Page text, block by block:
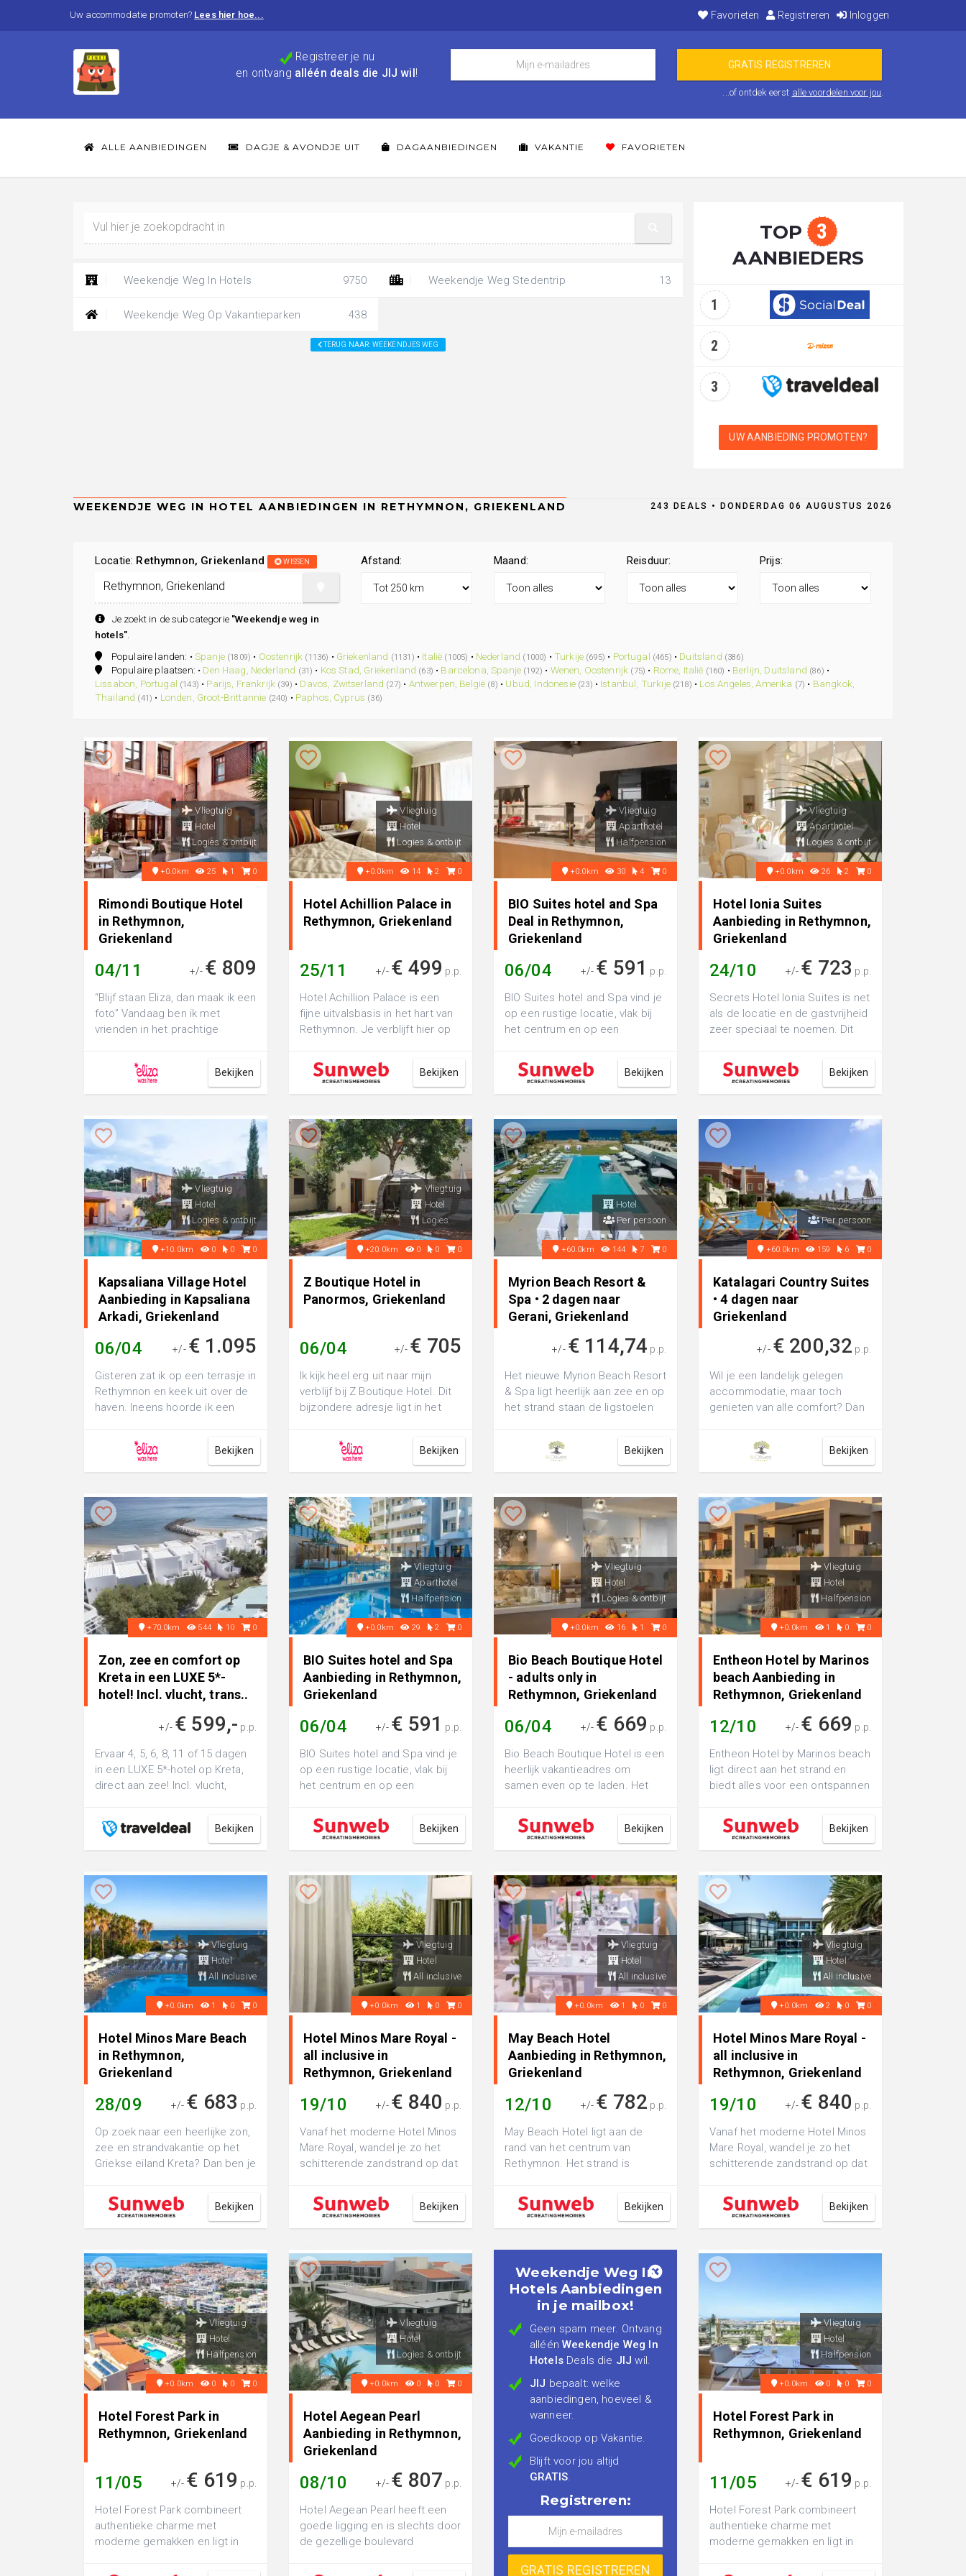
Uw accommodatie promoten? Lees hier hoe... Favorieten Registreren Inloggen
Registreer je nu
en ontvang alléén deals die JIJ wil !
...of ontdek eerst alle voordelen voor jou.
ALLE AANBIEDINGEN DAGJE & AVONDJE UIT DAGAANBIEDINGEN VAKANTIE FAVORIETEN
Weekendje Weg In Hotels 9750
Weekendje Weg Op Vakantieparken 438
Weekendje Weg Stedentrip 13
TERUG NAAR: WEEKENDJES WEG
TOP 3
AANBIEDERS
1
2
3
UW AANBIEDING PROMOTEN?
243 DEALS • DONDERDAG 06 AUGUSTUS 2026
Locatie: Rethymnon, Griekenland WISSEN
Je zoekt in de subcategorie "Weekendje weg in
hotels".
Afstand: Maand: Reisduur: Prijs:
Populaire landen: •Spanje (1809) • Oostenrijk (1136) • Griekenland (1131) • Italië (1005) • Nederland (1000) • Turkije (695) • Portugal (465) • Duitsland (386)
Populaire plaatsen: • Den Haag, Nederland (31) • Kos Stad, Griekenland (63) • Barcelona, Spanje (192) • Wenen, Oostenrijk (75) • Rome, Italië (160) • Berlijn, Duitsland (86) •
Lissabon, Portugal (143) • Parijs, Frankrijk (39) • Davos, Zwitserland (27) • Antwerpen, België (8) • Ubud, Indonesie (23) • Istanbul, Turkije (218) • Los Angeles, Amerika (7) • Bangkok,
Thailand (41) • Londen, Groot-Brittannie (240) • Paphos, Cyprus (36)
Vliegtuig
Hotel
Logies & ontbijt
+0.0km 25 1 0
Rimondi Boutique Hotel
in Rethymnon,
Griekenland
04/11 +/- € 809
“Blijf staan Eliza, dan maak ik een
foto” Vandaag ben ik met
vrienden in het prachtige
Bekijken
Vliegtuig
Hotel
Logies & ontbijt
+0.0km 14 2 0
Hotel Achillion Palace in
Rethymnon, Griekenland
25/11 +/- € 499 p.p.
Hotel Achillion Palace is een
fijne uitvalsbasis in het hart van
Rethymnon. Je verblijft hier op
Bekijken
Vliegtuig
Aparthotel
Halfpension
+0.0km 30 4 0
BIO Suites hotel and Spa
Deal in Rethymnon,
Griekenland
06/04 +/- € 591 p.p.
BIO Suites hotel and Spa vind je
op een rustige locatie, vlak bij
het centrum en op een
zandstra...
Bekijken
Vliegtuig
Aparthotel
Logies & ontbijt
+0.0km 26 2 0
Hotel Ionia Suites
Aanbieding in Rethymnon,
Griekenland
24/10 +/- € 723 p.p.
Secrets Hotel Ionia Suites is net
als de locatie en de gastvrijheid
zeer speciaal te noemen. Dit
Bekijken
Vliegtuig
Hotel
Logies & ontbijt
+10.0km 0 0 0
Kapsaliana Village Hotel
Aanbieding in Kapsaliana
Arkadi, Griekenland
06/04 +/- € 1.095
Gisteren zat ik op een terrasje in
Rethymnon en keek uit over de
haven. Ineens hoorde ik een
Bekijken
Vliegtuig
Hotel
Logies
+20.0km 0 0 0
Z Boutique Hotel in
Panormos, Griekenland
06/04 +/- € 705
Ik kijk heel erg uit naar mijn
verblijf bij Z Boutique Hotel. Dit
bijzondere adresje ligt in het
Bekijken
Hotel
Per persoon
+60.0km 144 7 0
Myrion Beach Resort &
Spa • 2 dagen naar
Gerani, Griekenland
+/- € 114,74 p.p.
Het nieuwe Myrion Beach Resort
& Spa ligt heerlijk aan zee en op
het strand staan de ligstoelen
Bekijken
Per persoon
+60.0km 159 6 0
Katalagari Country Suites
• 4 dagen naar
Griekenland
+/- € 200,32 p.p.
Wil je een landelijk gelegen
accommodatie, maar toch
genieten van alle comfort? Dan
Bekijken
+70.0km 544 10 0
Zon, zee en comfort op
Kreta in een LUXE 5*-
hotel! Incl. vlucht, trans..
+/- € 599,- p.p.
Ervaar 4, 5, 6, 8, 11 of 15 dagen
in een LUXE 5*-hotel op Kreta,
direct aan zee! Incl. vlucht,
Bekijken
Vliegtuig
Aparthotel
Halfpension
+0.0km 29 2 0
BIO Suites hotel and Spa
Aanbieding in Rethymnon,
Griekenland
06/04 +/- € 591 p.p.
BIO Suites hotel and Spa vind je
op een rustige locatie, vlak bij
het centrum en op een
zandstra...
Bekijken
Vliegtuig
Hotel
Logies & ontbijt
+0.0km 16 1 0
Bio Beach Boutique Hotel
- adults only in
Rethymnon, Griekenland
06/04 +/- € 669 p.p.
Bio Beach Boutique Hotel is een
heerlijk vakantieadres om
samen even op te laden. Het
in de ...
Bekijken
Vliegtuig
Hotel
Halfpension
+0.0km 1 0 0
Entheon Hotel by Marinos
beach Aanbieding in
Rethymnon, Griekenland
12/10 +/- € 669 p.p.
Entheon Hotel by Marinos beach
ligt direct aan het strand en
biedt alles voor een ontspannen
Bekijken
Vliegtuig
Hotel
All inclusive
+0.0km 1 0 0
Hotel Minos Mare Beach
in Rethymnon,
Griekenland
28/09 +/- € 683 p.p.
Op zoek naar een heerlijke zon,
zee en strandvakantie op het
Griekse eiland Kreta? Dan ben je
Bekijken
Vliegtuig
Hotel
All inclusive
+0.0km 1 0 0
Hotel Minos Mare Royal -
all inclusive in
Rethymnon, Griekenland
19/10 +/- € 840 p.p.
Vanaf het moderne Hotel Minos
Mare Royal, wandel je zo het
schitterende zandstrand op dat
Bekijken
Vliegtuig
Hotel
All inclusive
+0.0km 1 0 0
May Beach Hotel
Aanbieding in Rethymnon,
Griekenland
12/10 +/- € 782 p.p.
May Beach Hotel ligt aan de
rand van het centrum van
Rethymnon. Het strand is
door een sfeerv...
Bekijken
Vliegtuig
Hotel
All inclusive
+0.0km 2 0 0
Hotel Minos Mare Royal -
all inclusive in
Rethymnon, Griekenland
19/10 +/- € 840 p.p.
Vanaf het moderne Hotel Minos
Mare Royal, wandel je zo het
schitterende zandstrand op dat
Bekijken
Vliegtuig
Hotel
Halfpension
+0.0km 0 0 0
Hotel Forest Park in
Rethymnon, Griekenland
11/05 +/- € 619 p.p.
Hotel Forest Park combineert
authentieke charme met
moderne gemakken en ligt in
ontspannen sfe...
Vliegtuig
Hotel
Logies & ontbijt
+0.0km 0 0 0
Hotel Aegean Pearl
Aanbieding in Rethymnon,
Griekenland
08/10 +/- € 807 p.p.
Hotel Aegean Pearl heeft een
goede ligging en is slechts door
de gezellige boulevard
ideale ...
Weekendje Weg In
Hotels Aanbiedingen
in je mailbox!
Geen spam meer. Ontvang
alléénWeekendje Weg In
HotelsDeals die JIJ wil.
JIJ bepaalt: welke
aanbiedingen, hoeveel &
wanneer.
Goedkoop op Vakantie.
Blijft voor jou altijd
GRATIS.
Registreren:
Vliegtuig
Hotel
Halfpension
+0.0km 0 0 0
Hotel Forest Park in
Rethymnon, Griekenland
11/05 +/- € 619 p.p.
Hotel Forest Park combineert
authentieke charme met
moderne gemakken en ligt in
ontspannen sfe...